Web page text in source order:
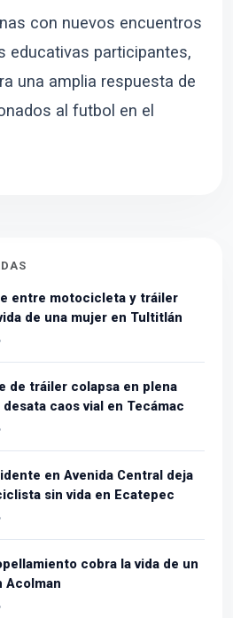
con nuevos encuentros
educativas participantes,
una amplia respuesta de
al futbol en el
entre motocicleta y tráiler
de una mujer en Tultitlán
de tráiler colapsa en plena
desata caos vial en Tecámac
en Avenida Central deja
sin vida en Ecatepec
cobra la vida de un
Acolman